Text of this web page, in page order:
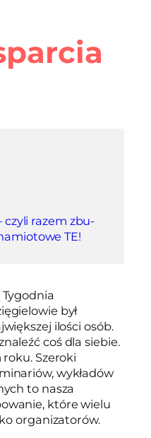
czyli razem zbu­
TE!
był
ilości osób.
coś dla siebie.
Szeroki
wykładów
to nasza
które wielu
organizatorów.